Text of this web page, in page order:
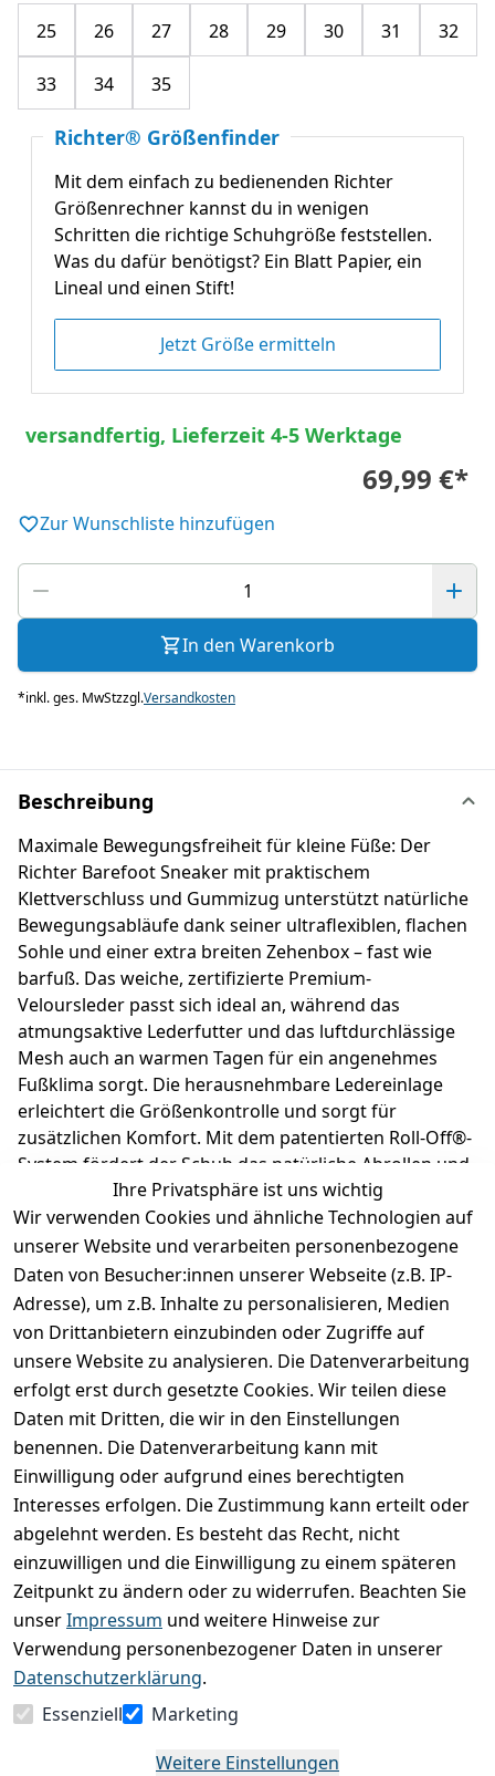
25 26 27 28 29 30 31 32
33 34 35
Richter® Größenfinder
Mit dem einfach zu bedienenden Richter
Größenrechner kannst du in wenigen
Schritten die richtige Schuhgröße feststellen.
Was du dafür benötigst? Ein Blatt Papier, ein
Lineal und einen Stift!
Jetzt Größe ermitteln
versandfertig, Lieferzeit 4-5 Werktage
69,99 €*
Zur Wunschliste hinzufügen
In den Warenkorb
*inkl. ges. MwStzzgl.Versandkosten
Beschreibung
Maximale Bewegungsfreiheit für kleine Füße: Der
Richter Barefoot Sneaker mit praktischem
Klettverschluss und Gummizug unterstützt natürliche
Bewegungsabläufe dank seiner ultraflexiblen, flachen
Sohle und einer extra breiten Zehenbox – fast wie
barfuß. Das weiche, zertifizierte Premium-
Veloursleder passt sich ideal an, während das
atmungsaktive Lederfutter und das luftdurchlässige
Mesh auch an warmen Tagen für ein angenehmes
Fußklima sorgt. Die herausnehmbare Ledereinlage
erleichtert die Größenkontrolle und sorgt für
zusätzlichen Komfort. Mit dem patentierten Roll-Off®-
System fördert der Schuh das natürliche Abrollen und
gesunde Wachstum junger Füße – ideal für erste
Schritte und aktive Abenteuer. Richter Kinderschuhe -
Kids shoes since 1893.
Produktdetails
Kundenrezensionen
Durchschnittliche Bewertung
0
Basierend auf 0 Bewertung(en)
Bewertung abgeben
5
( 0 )
4
( 0 )
3
( 0 )
2
( 0 )
1
Artikel abgegeben
Ihre Privatsphäre ist uns wichtig
Wir verwenden Cookies und ähnliche Technologien auf
unserer Website und verarbeiten personenbezogene
Daten von Besucher:innen unserer Webseite (z.B. IP-
Adresse), um z.B. Inhalte zu personalisieren, Medien
von Drittanbietern einzubinden oder Zugriffe auf
unsere Website zu analysieren. Die Datenverarbeitung
erfolgt erst durch gesetzte Cookies. Wir teilen diese
Daten mit Dritten, die wir in den Einstellungen
benennen. Die Datenverarbeitung kann mit
Einwilligung oder aufgrund eines berechtigten
Interesses erfolgen. Die Zustimmung kann erteilt oder
abgelehnt werden. Es besteht das Recht, nicht
einzuwilligen und die Einwilligung zu einem späteren
Zeitpunkt zu ändern oder zu widerrufen. Beachten Sie
unserImpressum und weitere Hinweise zur
Verwendung personenbezogener Daten in unserer
Datenschutzerklärung.
Essenziell
Marketing
Weitere Einstellungen